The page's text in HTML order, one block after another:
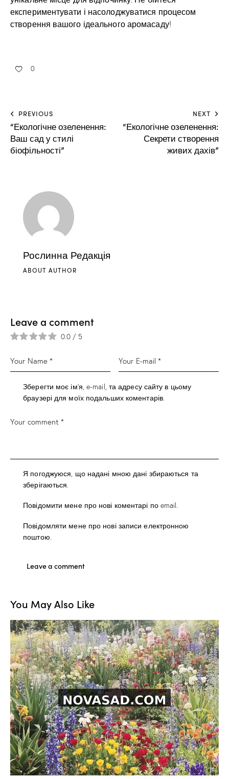
експериментувати і насолоджуватися процесом
створення вашого ідеального аромасаду!
0
PREVIOUS
“Екологічне озеленення:
Ваш сад у стилі
біофільності”
NEXT
“Екологічне озеленення:
Секрети створення
живих дахів”
Рослинна Редакція
ABOUT AUTHOR
Leave a comment
0.0 / 5
Зберегти моє ім'я, e-mail, та адресу сайту в цьому
браузері для моїх подальших коментарів.
Я погоджуюся, що надані мною дані збираються та
зберігаються.
Повідомити мене про нові коментарі по email.
Повідомляти мене про нові записи електронною
поштою.
You May Also Like